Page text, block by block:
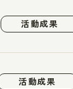
活動成果
活動成果